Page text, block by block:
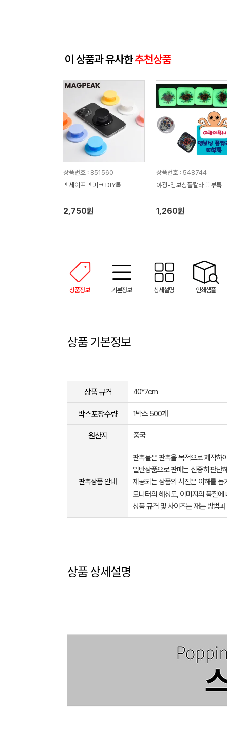
이 상품과 유사한추천상품
상품번호 : 851560
맥세이프 맥피크 DIY톡
2,750원
상품번호 : 548744
야광-엠보싱풀칼라 띠부톡
1,260원
상품정보 기본정보 상세설명 인쇄샘플
상품 기본정보
상품 규격 40*7cm
박스포장수량 1박스 500개
원산지 중국
판촉상품 안내
판촉물은 판촉을 목적으로 제작하
일반상품으로 판매는 신중히 판단
제공되는 상품의 사진은 이해를
모니터의 해상도, 이미지의 품질
상품 규격 및 사이즈는 재는 방법
상품 상세설명